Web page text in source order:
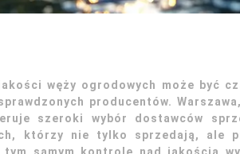
węży ogrodowych może być
producentów.
szeroki wybór dostawców
którzy nie tylko sprzedają, ale